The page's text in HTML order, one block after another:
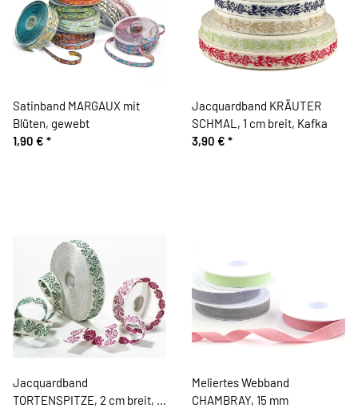
Satinband MARGAUX mit
Blüten, gewebt
1,90 € *
Jacquardband KRÄUTER
SCHMAL, 1 cm breit, Kafka
3,90 € *
Jacquardband
TORTENSPITZE, 2 cm breit, 4
Meliertes Webband
CHAMBRAY, 15 mm